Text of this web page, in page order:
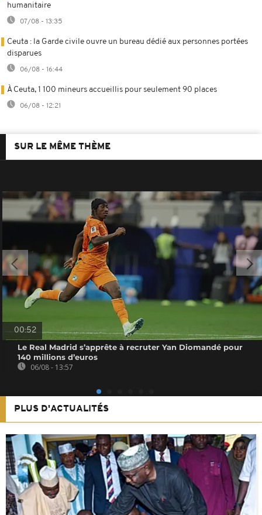
humanitaire
07/08 - 13:35
Ceuta : la Garde civile ouvre un bureau dédié aux personnes portées
disparues
06/08 - 16:44
À Ceuta, 1 100 mineurs accueillis pour seulement 90 places
06/08 - 12:21
SUR LE MÊME THÈME
00:52
Le Real Madrid s’apprête à recruter Yan Diomandé pour
140 millions d’euros
06/08 - 13:57
PLUS D'ACTUALITÉS